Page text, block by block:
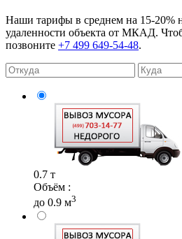
Наши тарифы в среднем на 15-20%
удаленности объекта от МКАД.
позвоните +7 499 649-54-48.
0.7 т
Объём :
до 0.9 м3